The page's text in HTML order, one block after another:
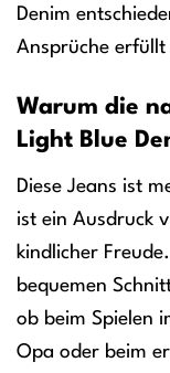
Denim
Ansprüche
Warum die
Light Blue
Diese Jeans ist
ist ein Ausdruck
kindlicher
bequemen
ob beim Spielen
Opa oder beim